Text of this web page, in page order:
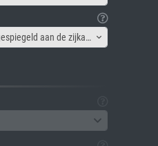
Canvas lijst - Afbeelding gespiegeld aan de zijkant